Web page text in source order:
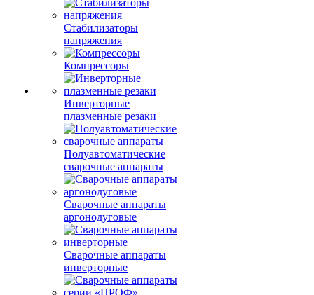
Стабилизаторы
напряжения
Компрессоры
Инверторные
плазменные резаки
Полуавтоматические
сварочные аппараты
Сварочные аппараты
аргонодуговые
Сварочные аппараты
инверторные